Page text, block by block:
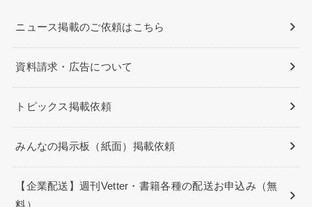
ニュース掲載のご依頼はこちら
資料請求・広告について
トピックス掲載依頼
みんなの掲示板（紙面）掲載依頼
【企業配送】週刊Vetter・書籍各種の配送お申込み（無